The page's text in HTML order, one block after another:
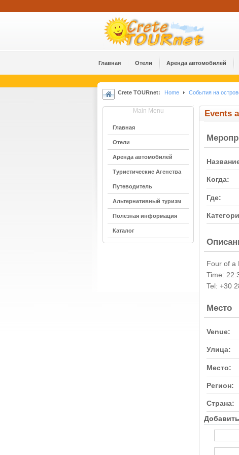
Главная Отели Аренда автомобилей
Crete TOURnet: Home События на
Main Menu
Главная
Отели
Аренда автомобилей
Туристические Агенства
Путеводитель
Альтернативный туризм
Полезная информация
Каталог
Events
Когда:
Где:
Four of a
Time:
Tel: +30
Место
Venue:
Улица:
Место:
Регион:
Страна: